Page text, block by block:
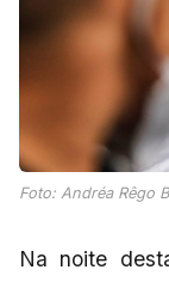
Foto: Andréa Rêgo
Na noite